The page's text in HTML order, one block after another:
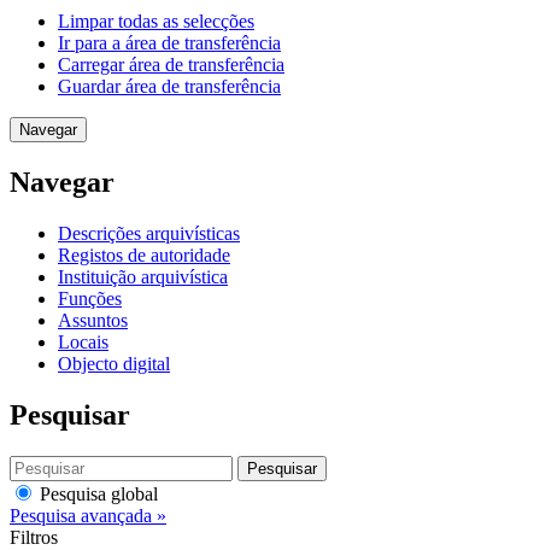
Limpar todas as selecções
Ir para a área de transferência
Carregar área de transferência
Guardar área de transferência
Navegar
Navegar
Descrições arquivísticas
Registos de autoridade
Instituição arquivística
Funções
Assuntos
Locais
Objecto digital
Pesquisar
Pesquisar
Pesquisa global
Pesquisa avançada »
Filtros